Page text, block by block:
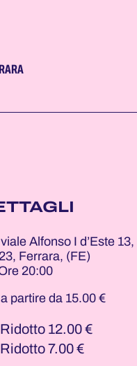
viale Alfonso I d’Este 13,
Ferrara, (FE)
20:00
­ a partire da 15.00 €
Ridotto 12.00 €
Ridotto7.00 €